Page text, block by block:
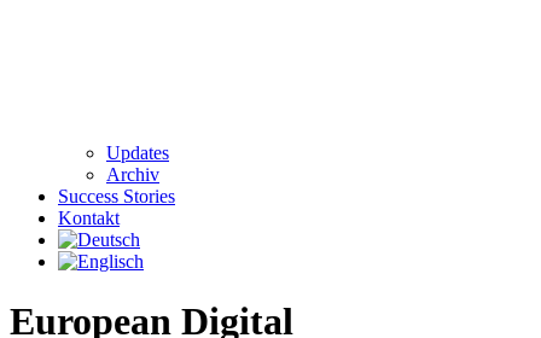
Updates
Archiv
Success Stories
Kontakt
European Digital